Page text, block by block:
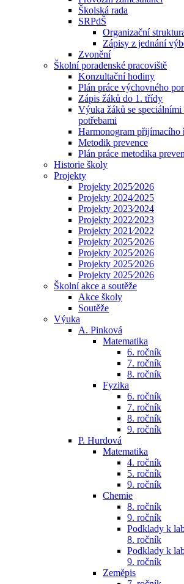
Školská rada
SRPdŠ
Organizační
Zápisy z jednání
Zvonění
Školní poradenské pracoviště
Konzultační hodiny
Plán práce výchovného
Zápis žáků do 1. třídy
Výuka žáků se
potřebami
Harmonogram přijímacího
Metodik prevence
Plán práce metodika
Historie školy
Projekty
Projekty 2025⁄2026
Projekty 2024⁄2025
Projekty 2023⁄2024
Projekty 2022⁄2023
Projekty 2021⁄2022
Projekty 2025⁄2026
Projekty 2025⁄2026
Projekty 2025⁄2026
Projekty 2025⁄2026
Školní akce a soutěže
Akce školy
Soutěže
Výuka
A. Pinková
Matematika
6. ročník
7. ročník
8. ročník
Fyzika
6. ročník
7. ročník
8. ročník
9. ročník
P. Hurdová
Matematika
4. ročník
5. ročník
9. ročník
Chemie
8. ročník
9. ročník
Podklady k
8. ročník
Podklady k
9. ročník
Zeměpis